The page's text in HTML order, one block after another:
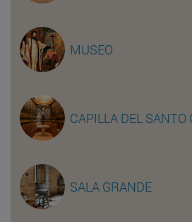
MUSEO
CAPILLA DEL SANTO
SALA GRANDE